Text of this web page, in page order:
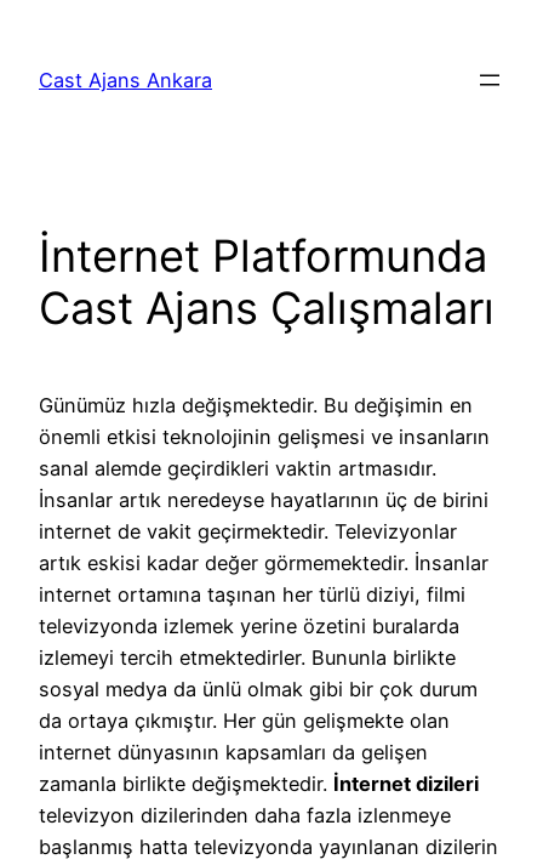
Cast Ajans Ankara
İnternet Platformunda
Cast Ajans Çalışmaları
Günümüz hızla değişmektedir. Bu değişimin en
önemli etkisi teknolojinin gelişmesi ve insanların
sanal alemde geçirdikleri vaktin artmasıdır.
İnsanlar artık neredeyse hayatlarının üç de birini
internet de vakit geçirmektedir. Televizyonlar
artık eskisi kadar değer görmemektedir. İnsanlar
internet ortamına taşınan her türlü diziyi, filmi
televizyonda izlemek yerine özetini buralarda
izlemeyi tercih etmektedirler. Bununla birlikte
sosyal medya da ünlü olmak gibi bir çok durum
da ortaya çıkmıştır. Her gün gelişmekte olan
internet dünyasının kapsamları da gelişen
zamanla birlikte değişmektedir. İnternet dizileri
televizyon dizilerinden daha fazla izlenmeye
başlanmış hatta televizyonda yayınlanan dizilerin